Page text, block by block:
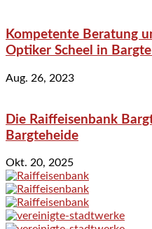
Kompetente Beratung
Optiker Scheel in
Aug. 26, 2023
Die Raiffeisenbank
Bargteheide
Okt. 20, 2025